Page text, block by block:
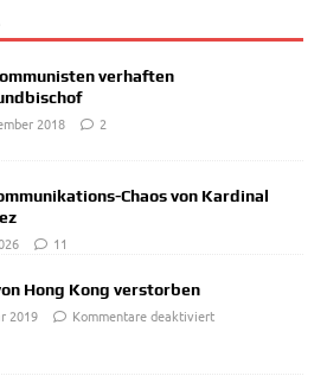
verhaften
2018
2
Chaos von Kardinal
11
Hong Kong verstorben
2019
Kommentare deaktiviert